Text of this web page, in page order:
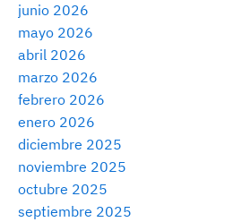
junio 2026
mayo 2026
abril 2026
marzo 2026
febrero 2026
enero 2026
diciembre 2025
noviembre 2025
octubre 2025
septiembre 2025